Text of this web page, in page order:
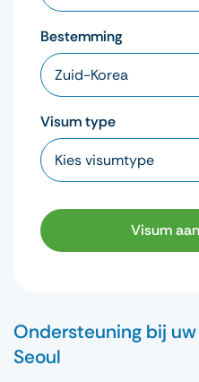
Bestemming
Visum type
Visum
Ondersteuning bij
Seoul